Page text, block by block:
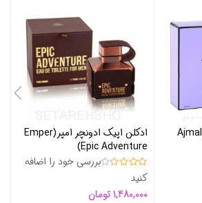
عطر اجمل سکریفایس (Ajmal
ادکلن اپیک ادونچر امپر(Emper
Epic Adventure)
بررسی خود را اضافه
کنید
1,480,000تومان